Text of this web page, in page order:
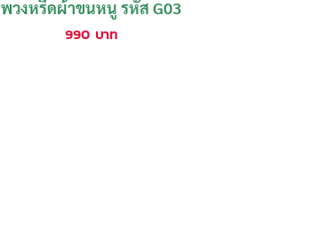
พวงหรีดผ้าขนหนู รหัส G03
990 บาท